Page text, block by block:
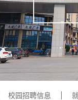
资助
中心
系我们
专业建设
课程建设
教学改革
学术交流
下载专区
校园招聘信息